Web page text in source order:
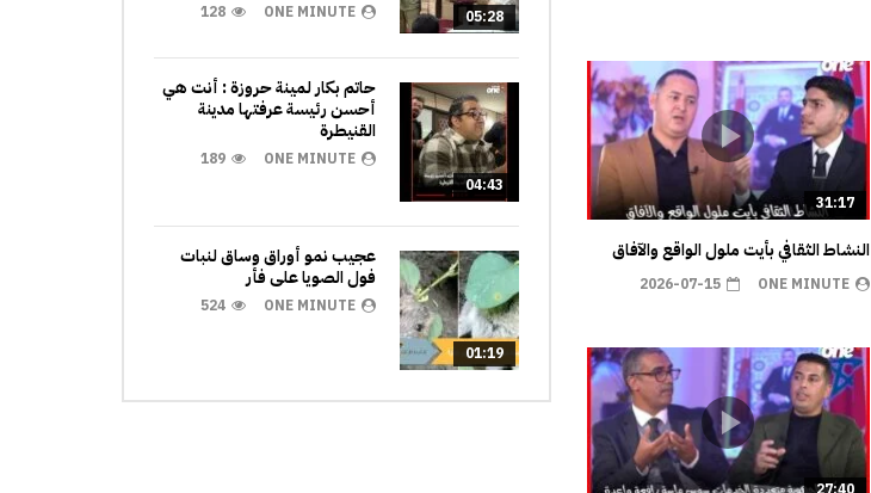
31:17
النشاط الثقافي بأيت ملول الواقع والآفاق
ONE MINUTE
2026-07-15
05:28
ONE MINUTE
128
04:43
حاتم بكار لمينة حروزة : أنت هي
أحسن رئيسة عرفتها مدينة
القنيطرة
ONE MINUTE
189
01:19
عجيب نمو أوراق وساق لنبات
فول الصويا على فأر
ONE MINUTE
524